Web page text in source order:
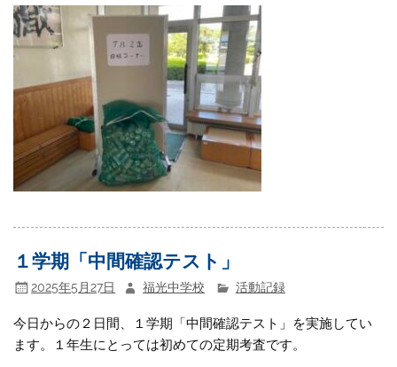
１学期「中間確認テスト」
2025年5月27日 福光中学校 活動記録
今日からの２日間、１学期「中間確認テスト」を実施してい
ます。１年生にとっては初めての定期考査です。